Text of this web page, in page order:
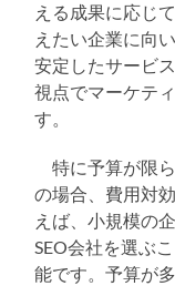
える成果に応じ
えたい企業に向
安定したサービ
視点でマーケテ
す。
特に予算が限
の場合、費用対
えば、小規模の
SEO会社を選ぶ
能です。予算が